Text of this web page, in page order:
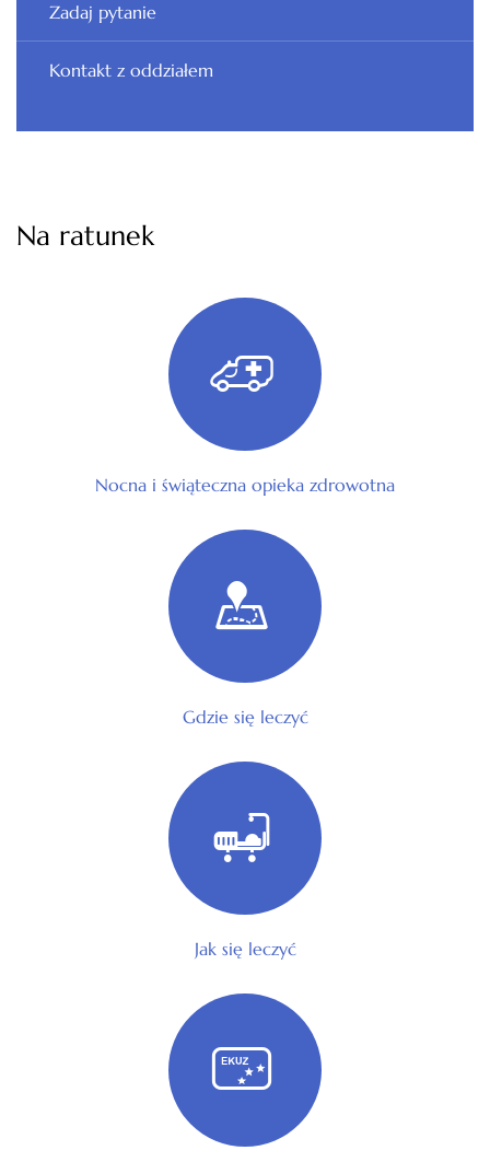
Zadaj pytanie
Kontakt z oddziałem
Na ratunek
Nocna i świąteczna opieka zdrowotna
Gdzie się leczyć
Jak się leczyć